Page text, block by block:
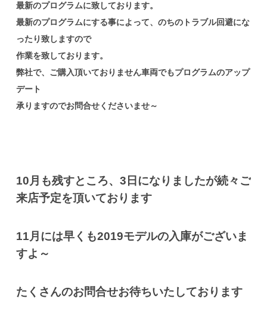
最新のプログラムに致しております。
最新のプログラムにする事によって、のちのトラブル回避にな
ったり致しますので
作業を致しております。
弊社で、ご購入頂いておりません車両でもプログラムのアップ
デート
承りますのでお問合せくださいませ～
10月も残すところ、3日になりましたが続々ご
来店予定を頂いております
11月には早くも2019モデルの入庫がございま
すよ～
たくさんのお問合せお待ちいたしております